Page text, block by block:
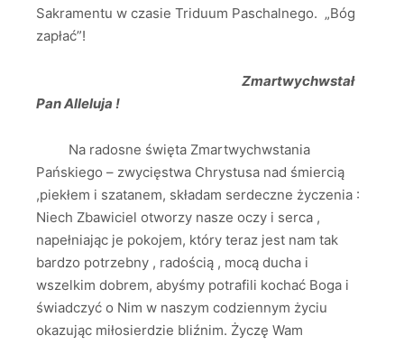
Sakramentu w czasie Triduum Paschalnego. „Bóg
zapłać”!
Zmartwychwstał
Pan Alleluja !
Na radosne święta Zmartwychwstania
Pańskiego – zwycięstwa Chrystusa nad śmiercią
,piekłem i szatanem, składam serdeczne życzenia :
Niech Zbawiciel otworzy nasze oczy i serca ,
napełniając je pokojem, który teraz jest nam tak
bardzo potrzebny , radością , mocą ducha i
wszelkim dobrem, abyśmy potrafili kochać Boga i
świadczyć o Nim w naszym codziennym życiu
okazując miłosierdzie bliźnim. Życzę Wam